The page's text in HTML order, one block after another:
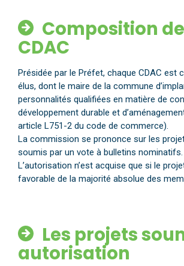
Composition
CDAC
Présidée par le Préfet, chaque CDAC est
élus, dont le maire de la commune
personnalités qualifiées en matière de
développement durable et
article L751-2 du code de commerce).
La commission se prononce sur les
soumis par un vote à bulletins nominatifs.
L’autorisation n’est acquise que si le
favorable de la majorité absolue des
Les projets
autorisation